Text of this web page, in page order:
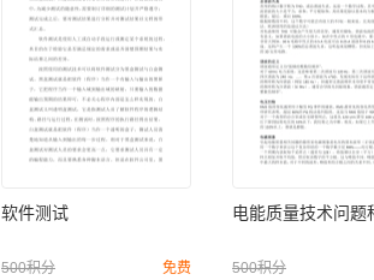
软件测试
免费
500积分
电能质量技术问题
500积分